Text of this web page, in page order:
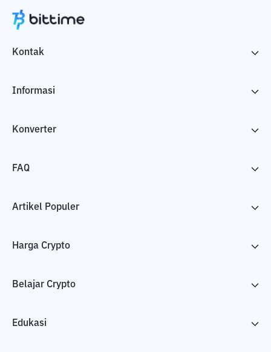
Kontak
Informasi
Konverter
FAQ
Artikel Populer
Harga Crypto
Belajar Crypto
Edukasi